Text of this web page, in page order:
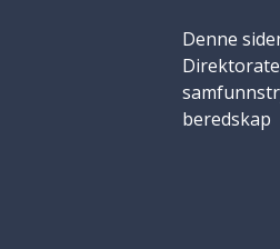
Denne
beredskap